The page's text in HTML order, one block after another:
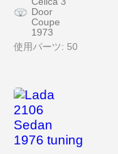
Door
Coupe
1973
使用パーツ: 50